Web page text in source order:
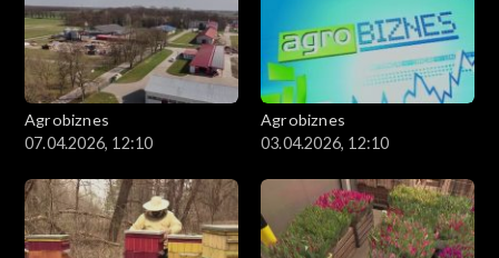
Agrobiznes
07.04.2026, 12:10
Agrobiznes
03.04.2026, 12:10